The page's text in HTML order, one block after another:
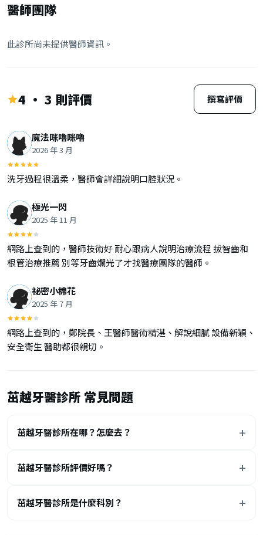
醫師團隊
此診所尚未提供醫師資訊。
4 · 3 則評價 撰寫評價
魔法咪嚕咪嚕
2026 年 3 月
洗牙過程很溫柔，醫師會詳細說明口腔狀況。
極光一閃
2025 年 11 月
網路上查到的，醫師技術好 耐心跟病人說明治療流程 拔智齒和
根管治療推薦 別等牙齒爛光了才找醫療團隊的醫師。
祕密小棉花
2025 年 7 月
網路上查到的，鄭院長、王醫師醫術精湛、解說細膩 設備新穎、
安全衛生 醫助都很親切。
茁越牙醫診所 常見問題
茁越牙醫診所在哪？怎麼去？
茁越牙醫診所評價好嗎？
茁越牙醫診所是什麼科別？